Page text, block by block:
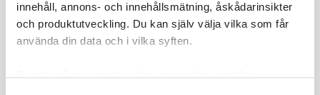
innehåll, annons- och innehållsmätning, åskådarinsikter
och produktutveckling. Du kan själv välja vilka som får
använda din data och i vilka syften.
Ta reda på mer om hur dina personliga uppgifter
STICKET
5.Dan Korn:Quisling, quislingar och sten i glashus
6.Johan Romin:Andersson, hur ska du få ihop det